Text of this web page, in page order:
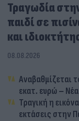
Τραγωδία
παιδί σε
και
08.08.2026
Αναβαθμίζεται
εκατ. ευρώ –
Τραγική η
εκτάσεις στην